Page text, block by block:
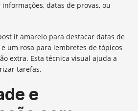
datas de provas, ou
it amarelo para destacar datas de
um rosa para lembretes de tópicos
extra. Esta técnica visual ajuda a
tarefas.
e